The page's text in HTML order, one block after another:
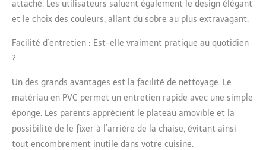
et hygiénique, s'essuie
avec un chiffon
PLATEAU : Amovible
SÉCURITÉ : Siège
anatomique rembourré
avec harnais de
sécurité 5 points.
attaché. Les utilisateurs saluent également le design élégant
et le choix des couleurs, allant du sobre au plus extravagant.
Facilité d’entretien : Est-elle vraiment pratique au quotidien
?
Un des grands avantages est la facilité de nettoyage. Le
matériau en PVC permet un entretien rapide avec une simple
éponge. Les parents apprécient le plateau amovible et la
possibilité de le fixer à l’arrière de la chaise, évitant ainsi
tout encombrement inutile dans votre cuisine.